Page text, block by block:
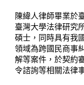
陳緯人律師畢業於
臺灣大學法律研究
碩士，同時具有我
領域為跨國民商事
解等案件，於契約
令諮詢等相關法律